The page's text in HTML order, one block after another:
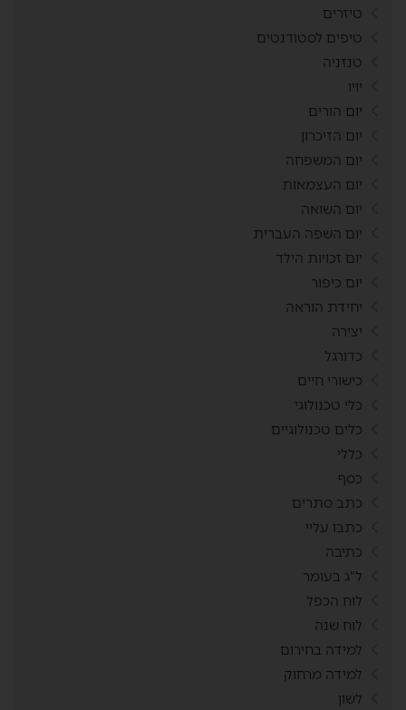
טיזרים
טיפים לסטודנטים
טנזניה
יויו
יום הורים
יום הזיכרון
יום המשפחה
יום העצמאות
יום השואה
יום השפה העברית
יום זכויות הילד
יום כיפור
יחידת הוראה
יצירה
כדורגל
כישורי חיים
כלי טכנולוגי
כלים טכנולוגיים
כללי
כסף
כתב סתרים
כתבו עליי
כתיבה
ל"ג בעומר
לוח הכפל
לוח שנה
למידה בחירום
למידה מרחוק
לשון